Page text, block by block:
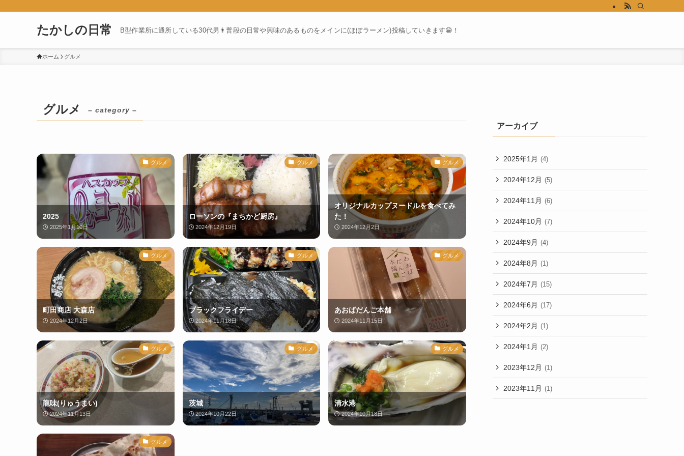
たかしの日常 B型作業所に通所している30代男👨普段の日常や興味のあるものをメインに(ほぼラーメン)投稿していきます😁！
ホーム グルメ
グルメ – category –
グルメ
2025
2025年1月10日
グルメ
ローソンの『まちかど厨房』
2024年12月19日
グルメ
オリジナルカップヌードルを食べてみ
た！
2024年12月2日
グルメ
町田商店 大森店
2024年12月2日
グルメ
ブラックフライデー
2024年11月18日
グルメ
あおばだんご本舗
2024年11月15日
グルメ
龍味(りゅうまい)
2024年11月13日
グルメ
茨城
2024年10月22日
グルメ
清水港
2024年10月18日
グルメ
アーカイブ
2025年1月 (4)
2024年12月 (5)
2024年11月 (6)
2024年10月 (7)
2024年9月 (4)
2024年8月 (1)
2024年7月 (15)
2024年6月 (17)
2024年2月 (1)
2024年1月 (2)
2023年12月 (1)
2023年11月 (1)